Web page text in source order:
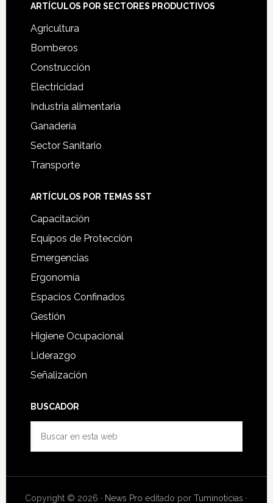
ARTÍCULOS POR SECTORES PRODUCTIVOS
Agricultura
Bomberos
Construcción
Electricidad
Industria alimentaria
Ganadería
Sector Sanitario
Transporte
ARTÍCULOS POR TEMAS SST
Capacitación
Equipos de Protección
Emergencias
Ergonomía
Espacios Confinados
Gestión
Higiene Ocupacional
Liderazgo
Señalización
BUSCADOR
web
Copyright © 2026 · News Pro editado porTuminoticias ·